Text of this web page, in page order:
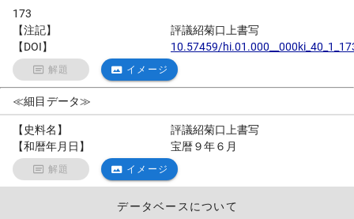
173
【注記】
評議紹菊口上書写
【DOI】
10.57459/
解題 イメージ
≪細目データ≫
【史料名】
評議紹菊口上書写
【和暦年月日】
宝暦９年６月
解題 イメージ
データベースについて